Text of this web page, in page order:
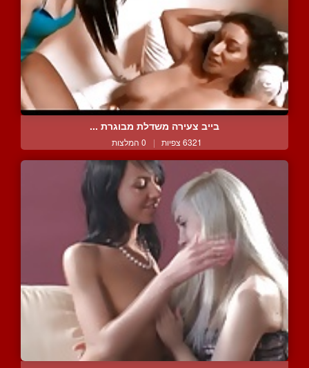
בייב צעירה משדלת מבוגרת ...
6321 צפיות | 0 המלצות